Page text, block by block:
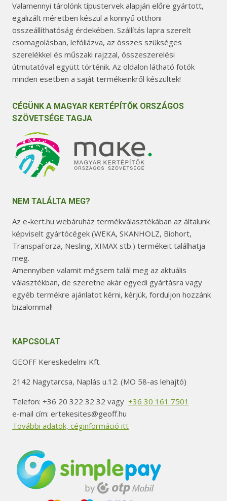
Valamennyi tárolónk típustervek alapján előre gyártott,
egalizált méretben készül a könnyű otthoni
összeállíthatóság érdekében. Szállítás lapra szerelt
csomagolásban, lefóliázva, az összes szükséges
szerelékkel és műszaki rajzzal, összeszerelési
útmutatóval együtt történik. Az oldalon látható fotók
minden esetben a saját termékeinkről készültek!
CÉGÜNK A MAGYAR KERTÉPÍTŐK ORSZÁGOS
SZÖVETSÉGE TAGJA
NEM TALÁLTA MEG?
Az e-kert.hu webáruház termékválasztékában az általunk
képviselt gyártócégek (WEKA, SKANHOLZ, Biohort,
TranspaForza, Nesling, XIMAX stb.) termékeit találhatja
meg.
Amennyiben valamit mégsem talál meg az aktuális
választékban, de szeretne akár egyedi gyártásra vagy
egyéb termékre ajánlatot kérni, kérjük, forduljon hozzánk
bizalommal!
KAPCSOLAT
GEOFF Kereskedelmi Kft.
2142 Nagytarcsa, Naplás u.12. (MO 58-as lehajtó)
Telefon: +36 20 322 32 32 vagy +36 30 161 7501
e-mail cím: ertekesites@geoff.hu
További adatok, céginformáció itt